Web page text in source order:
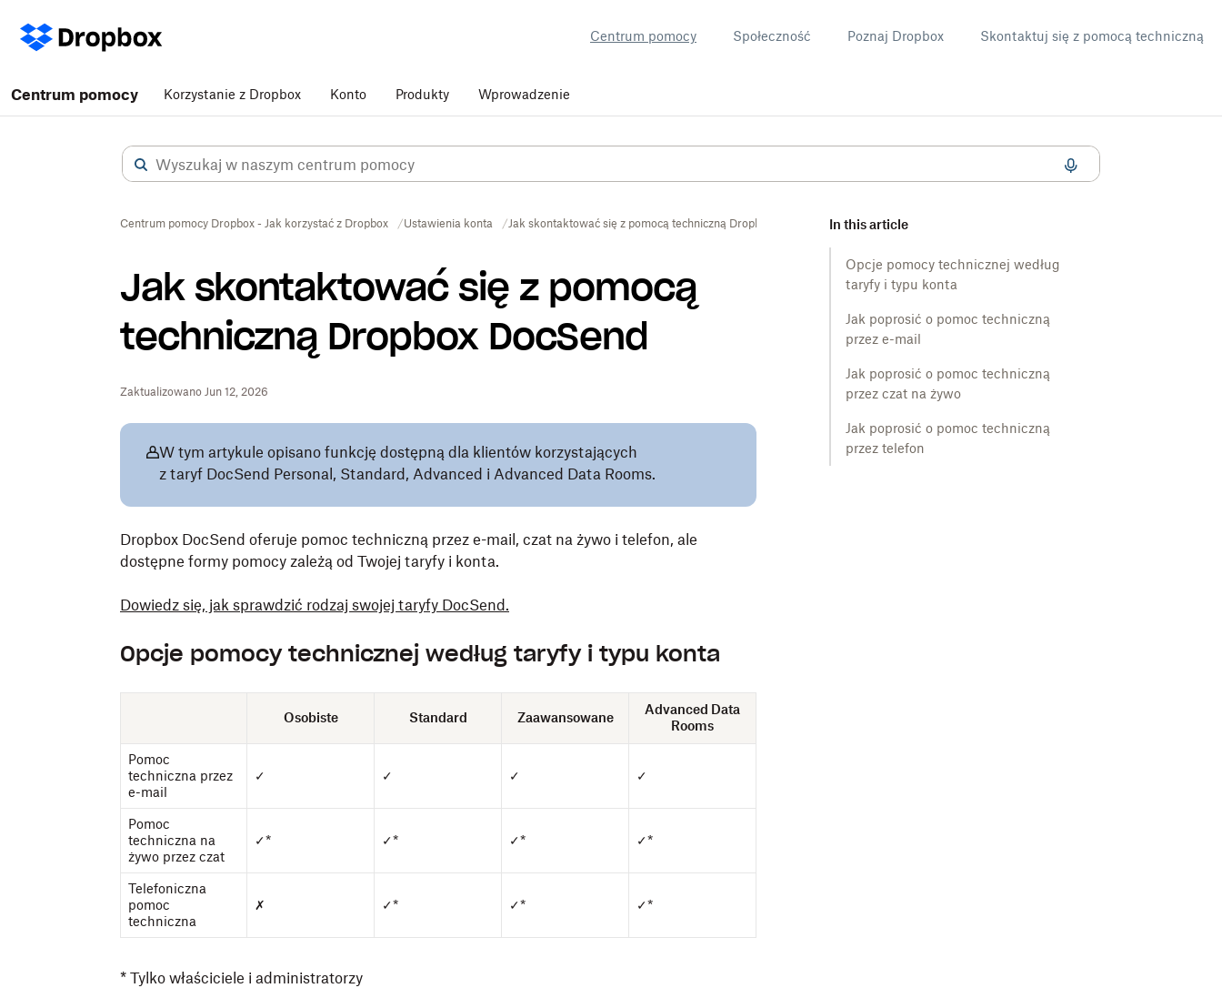
Centrum pomocy Społeczność Poznaj Dropbox Skontaktuj się z pomocą techniczną
Centrum pomocy Korzystanie z Dropbox Konto Produkty Wprowadzenie
Centrum pomocy Dropbox - Jak korzystać z Dropbox Ustawienia konta Jak skontaktować się z pomocą techniczną Dropbox DocSend
Jak skontaktować się z pomocą
techniczną Dropbox DocSend
Zaktualizowano Jun 12, 2026
In this article
Opcje pomocy technicznej według
taryfy i typu konta
Jak poprosić o pomoc techniczną
przez e-mail
Jak poprosić o pomoc techniczną
przez czat na żywo
Jak poprosić o pomoc techniczną
przez telefon
W tym artykule opisano funkcję dostępną dla klientów korzystających
z taryf DocSend Personal, Standard, Advanced i Advanced Data Rooms.
Dropbox DocSend oferuje pomoc techniczną przez e-mail, czat na żywo i telefon, ale
dostępne formy pomocy zależą od Twojej taryfy i konta.
Dowiedz się, jak sprawdzić rodzaj swojej taryfy DocSend.
Opcje pomocy technicznej według taryfy i typu konta
Osobiste Standard Zaawansowane
Advanced Data
Rooms
Pomoc
techniczna przez
e-mail
✓ ✓ ✓ ✓
Pomoc
techniczna na
żywo przez czat
✓* ✓* ✓* ✓*
Telefoniczna
pomoc
techniczna
✗ ✓* ✓* ✓*
* Tylko właściciele i administratorzy